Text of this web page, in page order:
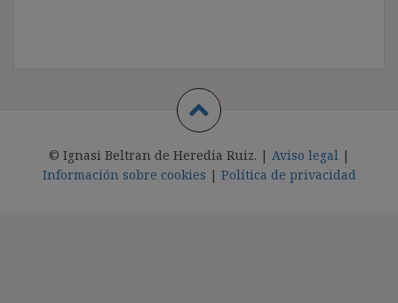
© Ignasi Beltran de Heredia Ruiz. | Aviso legal |
Información sobre cookies | Política de privacidad